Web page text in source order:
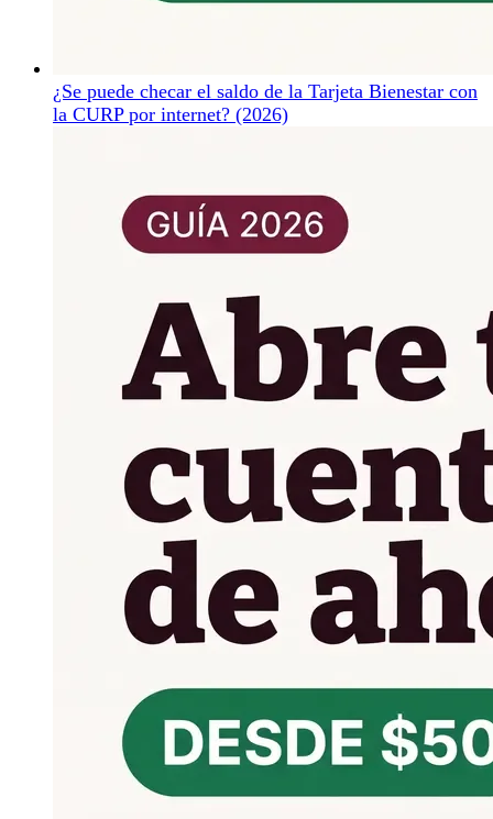
¿Se puede checar el saldo de la Tarjeta Bienestar con
la CURP por internet? (2026)